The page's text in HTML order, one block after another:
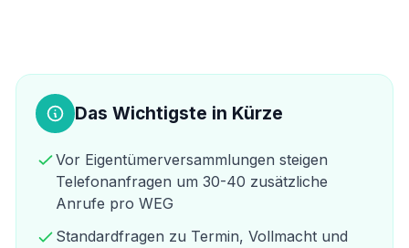
Das Wichtigste in Kürze
Vor Eigentümerversammlungen steigen
Telefonanfragen um 30-40 zusätzliche
Anrufe pro WEG
Standardfragen zu Termin, Vollmacht und